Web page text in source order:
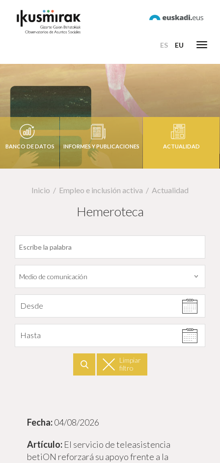
ES EU
BANCO DE DATOS INFORMES Y PUBLICACIONES ACTUALIDAD
Inicio Empleo e inclusión activa Actualidad
Hemeroteca
Filtrar por fecha
Desde
Hasta
Limpiar
filtro
04/08/2026
El servicio de teleasistencia
betiON reforzará su apoyo frente a la